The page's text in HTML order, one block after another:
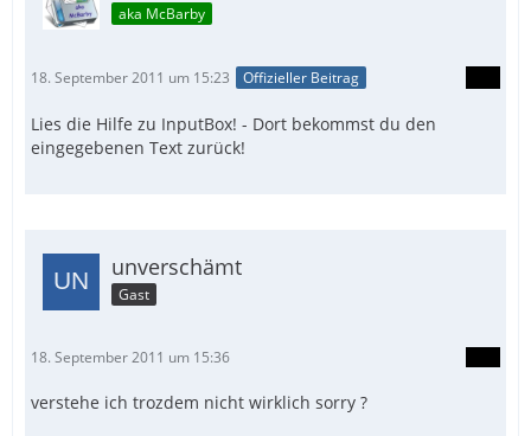
aka McBarby
18. September 2011 um 15:23 Offizieller Beitrag
Lies die Hilfe zu InputBox! - Dort bekommst du den
eingegebenen Text zurück!
unverschämt
Gast
18. September 2011 um 15:36
verstehe ich trozdem nicht wirklich sorry ?